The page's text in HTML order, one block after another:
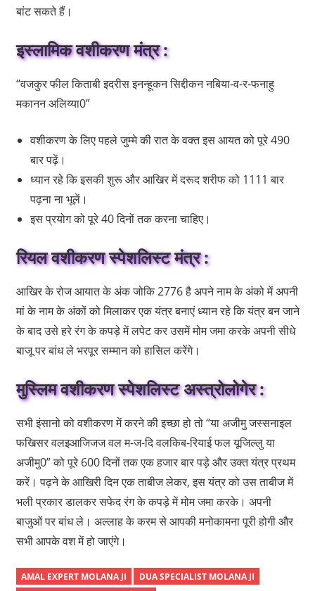
बांट सकते हैं।
इस्लामिक वशीकरण मंत्र :
“वजकुर फील किताबी इदरीस इनन्हूकन सिद्दीकन नबिया-व-र-फनाहु
मकानन अलिय्या0”
वशीकरण के लिए पहले जुम्मे की रात के वक्त इस आयत को पूरे 490
बार पढ़ें।
ध्यान रहे कि इसकी शुरू और आखिर में दरूद शरीफ को 1111 बार
पढ़ना ना भूलें।
इस प्रयोग को पूरे 40 दिनों तक करना चाहिए।
रियल वशीकरण स्पेशलिस्ट मंत्र :
आखिर के रोज आयात के अंक जोकि 2776 है अपने नाम के अंको में अपनी
मां के नाम के अंकों को मिलाकर एक यंत्र बनाएं ध्यान रहे कि यंत्र बन जाने
के बाद उसे हरे रंग के कपड़े में लपेट कर उसमें मोम जमा करके अपनी सीधे
बाजू पर बांध ले भरपूर सम्मान को हासिल करेंगे।
मुस्लिम वशीकरण स्पेशलिस्ट अस्त्रोलोगेर :
सभी इंसानो को वशीकरण में करने की इच्छा हो तो “या अजीमु जस्सनाइल
फखिसर वलइआजिजज वल म-ज-दि वलकिब-रियाई फल यूजिल्लु या
अजीमु0” को पूरे 600 दिनों तक एक हजार बार पड़े और उक्त यंत्र प्रथम
करें। पढ़ने के आखिरी दिन एक ताबीज लेकर, इस यंत्र को उस ताबीज में
भली प्रकार डालकर सफेद रंग के कपड़े में मोम जमा करके। अपनी
बाजुओं पर बांध ले। अल्लाह के करम से आपकी मनोकामना पूरी होगी और
सभी आपके वश में हो जाएंगे।
AMAL EXPERT MOLANA JI
DUA SPECIALIST MOLANA JI